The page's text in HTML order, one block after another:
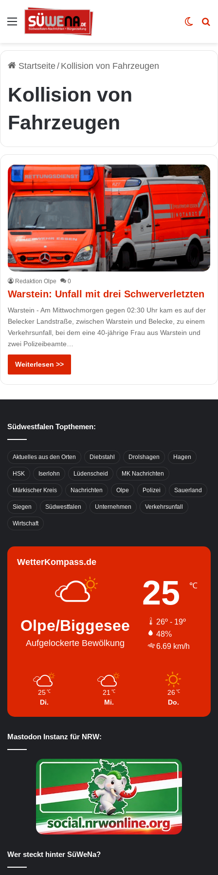
Auswahl Skin
Startseite/ Kollision von Fahrzeugen
Kollision von
Fahrzeugen
Redaktion Olpe 0
Warstein: Unfall mit drei Schwerverletzten
Warstein - Am Mittwochmorgen gegen 02:30 Uhr kam es auf der
Belecker Landstraße, zwischen Warstein und Belecke, zu einem
Verkehrsunfall, bei dem eine 40-jährige Frau aus Warstein und
zwei Polizeibeamte…
Weiterlesen >>
Südwestfalen Topthemen:
Aktuelles aus den Orten Diebstahl Drolshagen Hagen
HSK Iserlohn Lüdenscheid MK Nachrichten
Märkischer Kreis Nachrichten Olpe Polizei Sauerland
Siegen Südwestfalen Unternehmen Verkehrsunfall
Wirtschaft
WetterKompass.de
Olpe/Biggesee
Aufgelockerte Bewölkung
25 ℃
26º - 19º
48%
6.69 km/h
25 ℃
Di.
21 ℃
Mi.
26 ℃
Do.
Mastodon Instanz für NRW:
Wer steckt hinter SüWeNa?